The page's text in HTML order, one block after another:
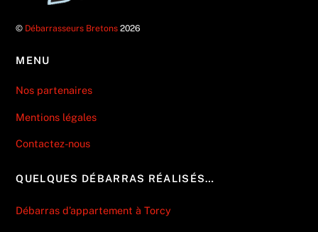
© Débarrasseurs Bretons 2026
MENU
Nos partenaires
Mentions légales
Contactez-nous
QUELQUES DÉBARRAS RÉALISÉS…
Débarras d’appartement à Torcy